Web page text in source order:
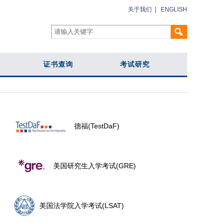
关于我们 ENGLISH
证书查询 考试研究
德福(TestDaF)
美国研究生入学考试(GRE)
美国法学院入学考试(LSAT)